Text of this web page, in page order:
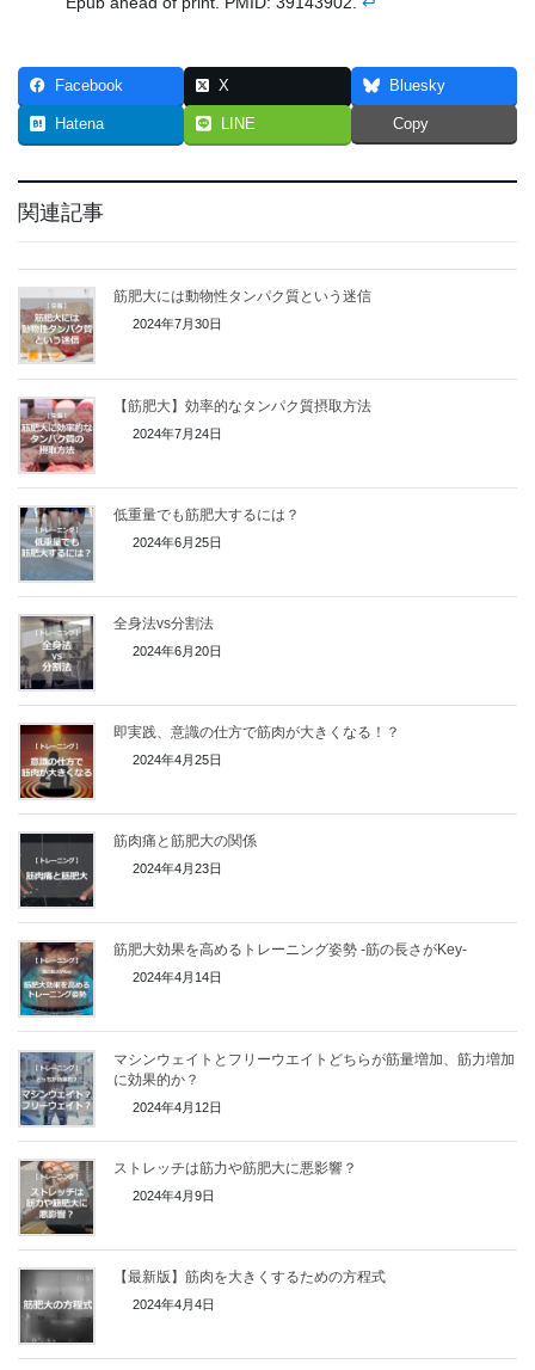
Facebook X Bluesky
Hatena LINE Copy
関連記事
筋肥大には動物性タンパク質という迷信
2024年7月30日
【筋肥大】効率的なタンパク質摂取方法
2024年7月24日
低重量でも筋肥大するには？
2024年6月25日
全身法vs分割法
2024年6月20日
即実践、意識の仕方で筋肉が大きくなる！？
2024年4月25日
筋肉痛と筋肥大の関係
2024年4月23日
筋肥大効果を高めるトレーニング姿勢 -筋の長さがKey-
2024年4月14日
マシンウェイトとフリーウエイトどちらが筋量増加、筋力増加
に効果的か？
2024年4月12日
ストレッチは筋力や筋肥大に悪影響？
2024年4月9日
【最新版】筋肉を大きくするための方程式
2024年4月4日